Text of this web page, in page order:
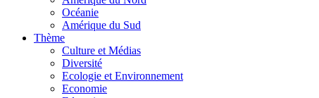
Océanie
Amérique du Sud
Thème
Culture et Médias
Diversité
Ecologie et Environnement
Economie